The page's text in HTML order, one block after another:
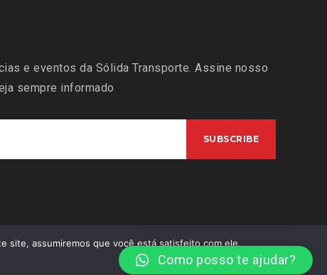
e eventos da Sólida Transporte. Assine nosso
sempre informado
Como posso te ajudar?
site, assumiremos que você está satisfeito com ele.